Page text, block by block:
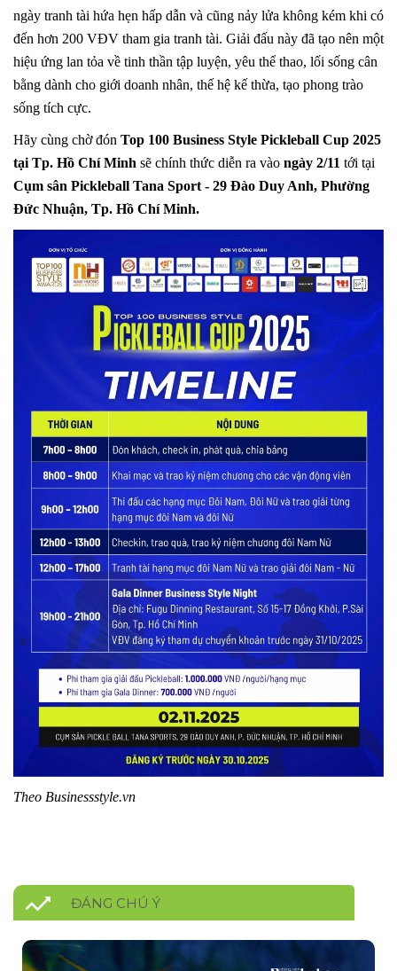
ngày tranh tài hứa hẹn hấp dẫn và cũng nảy lửa không kém khi có
đến hơn 200 VĐV tham gia tranh tài. Giải đấu này đã tạo nên một
hiệu ứng lan tỏa về tinh thần tập luyện, yêu thể thao, lối sống cân
bằng dành cho giới doanh nhân, thế hệ kế thừa, tạo phong trào
sống tích cực.
Hãy cùng chờ đón Top 100 Business Style Pickleball Cup 2025
tại Tp. Hồ Chí Minh sẽ chính thức diễn ra vào ngày 2/11 tới tại
Cụm sân Pickleball Tana Sport - 29 Đào Duy Anh, Phường
Đức Nhuận, Tp. Hồ Chí Minh.
Theo Businessstyle.vn
ĐÁNG CHÚ Ý